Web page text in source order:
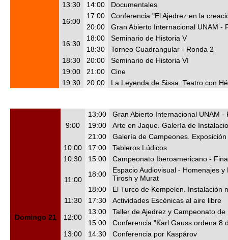
13:30
14:00 Documentales
16:00
17:00
Conferencia "El Ajedrez en la
20:00
Gran Abierto Internacional UNAM -
16:30
18:00
Seminario de Historia V
18:30
Torneo Cuadrangular - Ronda 2
18:30
20:00
Seminario de Historia VI
19:00
21:00
Cine
19:30
20:00 La Leyenda de Sissa. Teatro con
Domingo 21
9:00
13:00
Gran Abierto Internacional UNAM -
19:00
Arte en Jaque. Galería de
21:00
Galería de Campeones.
10:00
17:00
Tableros Lúdicos
10:30
15:00 Campeonato Iberoamericano -
11:00
18:00
Espacio Audiovisual - Homenajes
Tirosh y Murat
18:00
El Turco de Kempelen. Instalación
11:30
17:30 Actividades Escénicas al aire libre
12:00
13:00
Taller de Ajedrez y Campeonato de
15:00
Conferencia "Karl Gauss ordena 8
13:00
14:30
Conferencia por Kaspárov